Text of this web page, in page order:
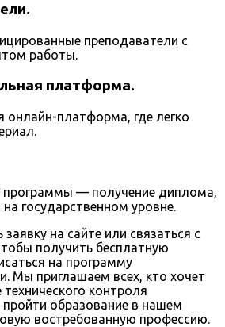
преподаватели с
работы.
платформа.
онлайн-платформа, где легко
программы — получение диплома,
государственном уровне.
на сайте или связаться с
получить бесплатную
на программу
Мы приглашаем всех, кто хочет
контроля
пройти образование в нашем
востребованную профессию.